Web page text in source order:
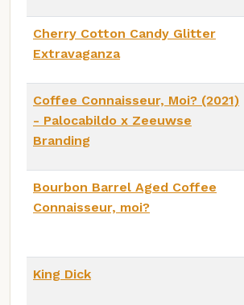
Cherry Cotton Candy Glitter
Extravaganza
Coffee Connaisseur, Moi? (2021)
- Palocabildo x Zeeuwse
Branding
Bourbon Barrel Aged Coffee
Connaisseur, moi?
King Dick